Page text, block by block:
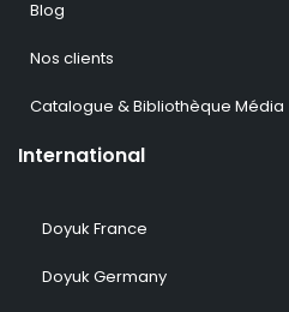
Blog
Nos clients
Catalogue & Bibliothèque Média
International
Doyuk France
Doyuk Germany